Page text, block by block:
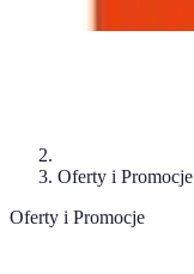
Oferty i Promocje
Oferty i Promocje